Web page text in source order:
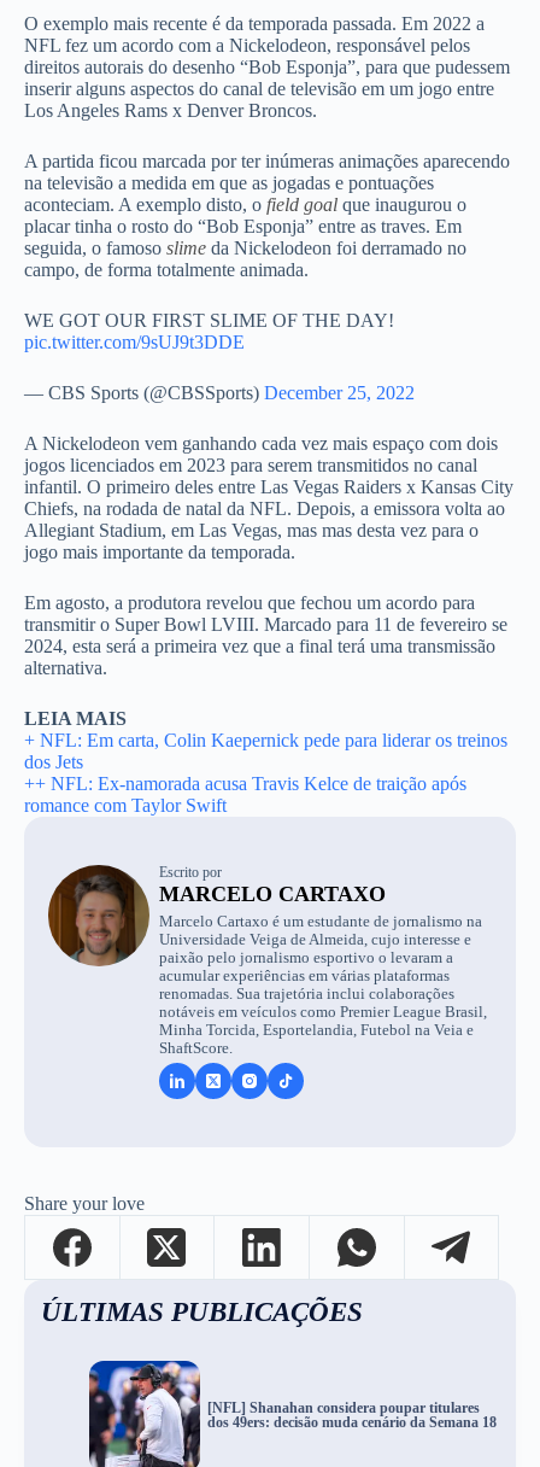
O exemplo mais recente é da temporada passada. Em 2022 a
NFL fez um acordo com a Nickelodeon, responsável pelos
direitos autorais do desenho “Bob Esponja”, para que pudessem
inserir alguns aspectos do canal de televisão em um jogo entre
Los Angeles Rams x Denver Broncos.
A partida ficou marcada por ter inúmeras animações aparecendo
na televisão a medida em que as jogadas e pontuações
aconteciam. A exemplo disto, o field goal que inaugurou o
placar tinha o rosto do “Bob Esponja” entre as traves. Em
seguida, o famoso slime da Nickelodeon foi derramado no
campo, de forma totalmente animada.
WE GOT OUR FIRST SLIME OF THE DAY!
pic.twitter.com/9sUJ9t3DDE
— CBS Sports (@CBSSports) December 25, 2022
A Nickelodeon vem ganhando cada vez mais espaço com dois
jogos licenciados em 2023 para serem transmitidos no canal
infantil. O primeiro deles entre Las Vegas Raiders x Kansas City
Chiefs, na rodada de natal da NFL. Depois, a emissora volta ao
Allegiant Stadium, em Las Vegas, mas mas desta vez para o
jogo mais importante da temporada.
Em agosto, a produtora revelou que fechou um acordo para
transmitir o Super Bowl LVIII. Marcado para 11 de fevereiro se
2024, esta será a primeira vez que a final terá uma transmissão
alternativa.
LEIA MAIS
+ NFL: Em carta, Colin Kaepernick pede para liderar os treinos
dos Jets
++ NFL: Ex-namorada acusa Travis Kelce de traição após
romance com Taylor Swift
Escrito por
MARCELO CARTAXO
Marcelo Cartaxo é um estudante de jornalismo na
Universidade Veiga de Almeida, cujo interesse e
paixão pelo jornalismo esportivo o levaram a
acumular experiências em várias plataformas
renomadas. Sua trajetória inclui colaborações
notáveis em veículos como Premier League Brasil,
Minha Torcida, Esportelandia, Futebol na Veia e
ShaftScore.
Share your love
ÚLTIMAS PUBLICAÇÕES
[NFL] Shanahan considera poupar titulares
dos 49ers: decisão muda cenário da Semana 18